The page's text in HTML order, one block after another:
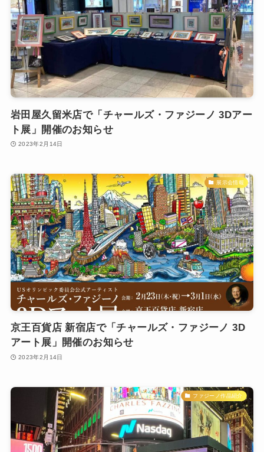
岩田屋久留米店で「チャールズ・ファジーノ 3Dアー
ト展」開催のお知らせ
2023年2月14日
展示会情報
京王百貨店 新宿店で「チャールズ・ファジーノ 3D
アート展」開催のお知らせ
2023年2月14日
ファジーノ作品紹介